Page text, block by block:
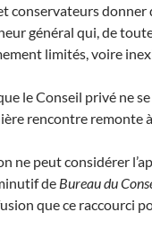
conservateurs donner
général qui, de
limités, voire
le Conseil privé ne
rencontre remonte
ne peut considérer
de Bureau du
que ce raccourci